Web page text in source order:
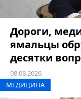
Дороги,
ямальцы
десятки
08.08.2026
МЕДИЦИНА